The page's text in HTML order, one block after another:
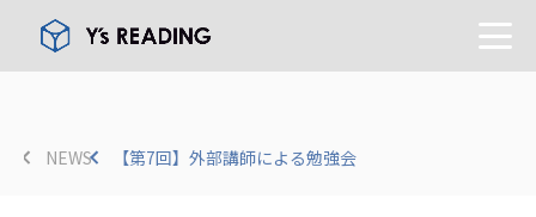
NEWS 【第7回】外部講師による勉強会